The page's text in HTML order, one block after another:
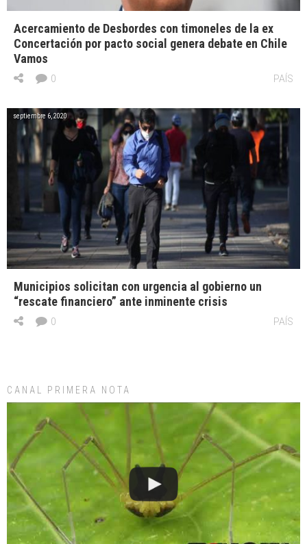
Acercamiento de Desbordes con timoneles de la ex
Concertación por pacto social genera debate en Chile
Vamos
PAÍS
0
septiembre 6, 2020
Municipios solicitan con urgencia al gobierno un
“rescate financiero” ante inminente crisis
PAÍS
0
CANAL PRIMERA NOTA